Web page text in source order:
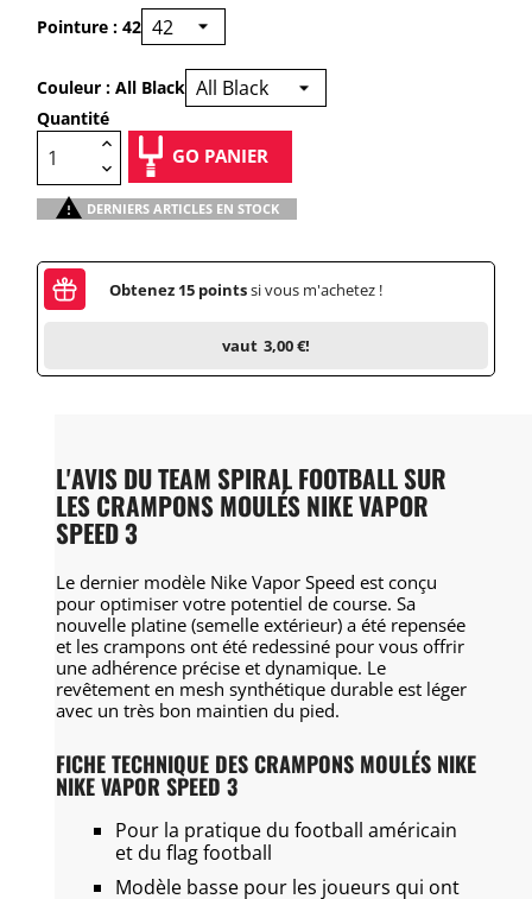
Pointure : 42
Couleur : All Black
Quantité
GO PANIER
 DERNIERS ARTICLES EN STOCK
Obtenez 15 pointssi vous m'achetez !
vaut 3,00 €!
L'AVIS DU TEAM SPIRAL FOOTBALL SUR
LES CRAMPONS MOULÉS NIKE VAPOR
SPEED 3
Le dernier modèle Nike Vapor Speed est conçu
pour optimiser votre potentiel de course. Sa
nouvelle platine (semelle extérieur) a été repensée
et les crampons ont été redessiné pour vous offrir
une adhérence précise et dynamique. Le
revêtement en mesh synthétique durable est léger
avec un très bon maintien du pied.
FICHE TECHNIQUE DES CRAMPONS MOULÉS NIKE
NIKE VAPOR SPEED 3
Pour la pratique du football américain
et du flag football
Modèle basse pour les joueurs qui ont